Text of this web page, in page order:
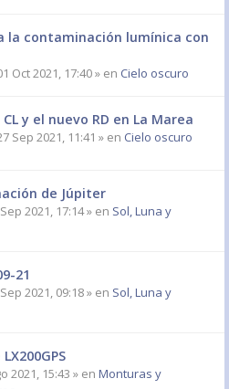
la contaminación lumínica con
Oct 2021, 17:40 » en Cielo oscuro
y el nuevo RD en La Marea
Sep 2021, 11:41 » en Cielo oscuro
de Júpiter
2021, 17:14 » en Sol, Luna y
21
2021, 09:18 » en Sol, Luna y
2021, 15:43 » en Monturas y